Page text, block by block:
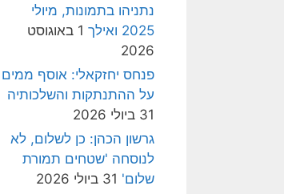
נתניהו בתמונות, מיולי
2025 ואילך
1 באוגוסט
2026
פנחס יחזקאלי: אוסף ממים
על ההתנתקות והשלכותיה
31 ביולי 2026
גרשון הכהן: כן לשלום, לא
לנוסחה 'שטחים תמורת
שלום' 31 ביולי 2026